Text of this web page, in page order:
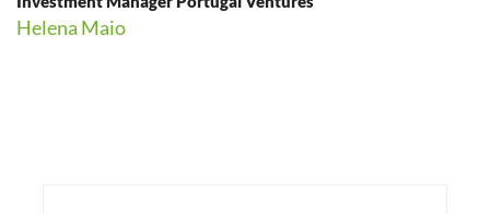
Helena Maio